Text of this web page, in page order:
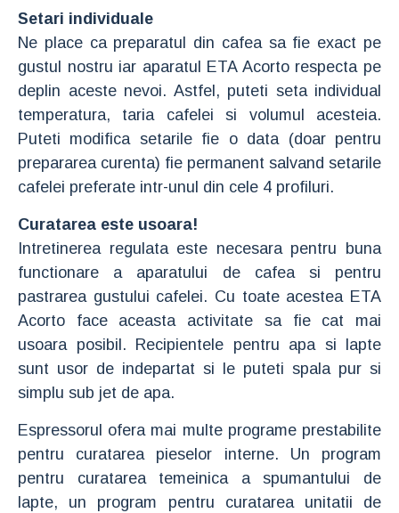
Setari individuale
Ne place ca preparatul din cafea sa fie exact pe
gustul nostru iar aparatul ETA Acorto respecta pe
deplin aceste nevoi. Astfel, puteti seta individual
temperatura, taria cafelei si volumul acesteia.
Puteti modifica setarile fie o data (doar pentru
prepararea curenta) fie permanent salvand setarile
cafelei preferate intr-unul din cele 4 profiluri.
Curatarea este usoara!
Intretinerea regulata este necesara pentru buna
functionare a aparatului de cafea si pentru
pastrarea gustului cafelei. Cu toate acestea ETA
Acorto face aceasta activitate sa fie cat mai
usoara posibil. Recipientele pentru apa si lapte
sunt usor de indepartat si le puteti spala pur si
simplu sub jet de apa.
Espressorul ofera mai multe programe prestabilite
pentru curatarea pieselor interne. Un program
pentru curatarea temeinica a spumantului de
lapte, un program pentru curatarea unitatii de